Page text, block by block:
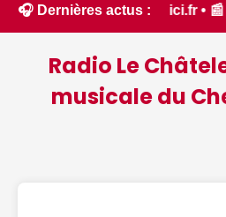
🎧 Dernières actus :
- ici.fr • 📰 Les
Radio Le
musicale du